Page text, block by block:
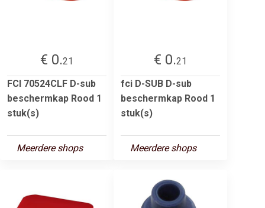
€ 0.21
FCI 70524CLF D-sub
beschermkap Rood 1
stuk(s)
Meerdere shops
€ 0.21
fci D-SUB D-sub
beschermkap Rood 1
stuk(s)
Meerdere shops